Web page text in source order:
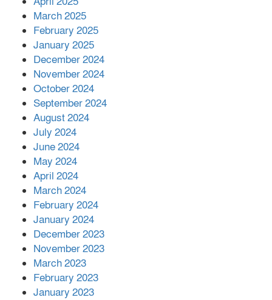
সহায়তা দিলেন সাচিং প্রু জেরী
March 2025
February 2025
January 2025
December 2024
November 2024
October 2024
September 2024
August 2024
July 2024
June 2024
May 2024
April 2024
March 2024
February 2024
January 2024
December 2023
November 2023
March 2023
February 2023
January 2023